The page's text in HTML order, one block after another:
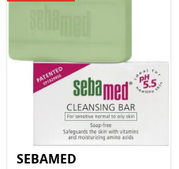
SEBAMED